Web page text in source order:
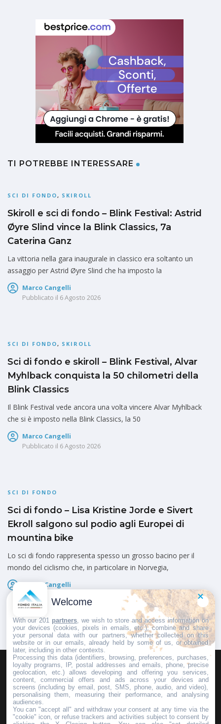
TI POTREBBE INTERESSARE
SCI DI FONDO, SKIROLL
Skiroll e sci di fondo – Blink Festival: Astrid
Øyre Slind vince la Blink Classics, 7a
Caterina Ganz
La vittoria nella gara inaugurale in classico era soltanto un
assaggio per Astrid Øyre Slind che ha imposto la
Marco Cangelli
Pubblicato il 6 Agosto 2026
SCI DI FONDO, SKIROLL
Sci di fondo e skiroll – Blink Festival, Alvar
Myhlback conquista la 50 chilometri della
Blink Classics
Il Blink Festival vede ancora una volta vincere Alvar Myhlback
che si è imposto nella Blink Classics, la 50
Marco Cangelli
Pubblicato il 6 Agosto 2026
SCI DI FONDO
Sci di fondo – Lisa Kristine Jorde e Sivert
Ekroll salgono sul podio agli Europei di
mountina bike
Lo sci di fondo rappresenta spesso un grosso bacino per il
mondo del ciclismo che, in particolare in Norvegia,
Marco Cangelli
Pubblicato il
HOMEPAGEREDAZIONEINVIA UN COMUNICATO STAMPA
PUBBLICITÀSCRIVI AL DIRETTORE
Welcome
With our 201 partners , we wish to store and access information on
your devices (cookies, pixels in emails, etc.), combine and share
your personal data with our partners, whether collected on this
website or in our emails, already held by some of us, or obtained
later, including in other contexts.
Processing this data (identifiers, browsing, preferences, purchases,
loyalty programs, IP, postal addresses and emails, phone, precise
geolocation, etc.) allows developing and offering you services,
content, commercial offers and ads across your devices and
screens (including by email, post, SMS, phone, audio, and video),
personalising them, measuring their performance, and analysing
audiences.
You can "accept all" and withdraw your consent at any time via the
"cookie" icon, or refuse trackers and activities subject to consent by